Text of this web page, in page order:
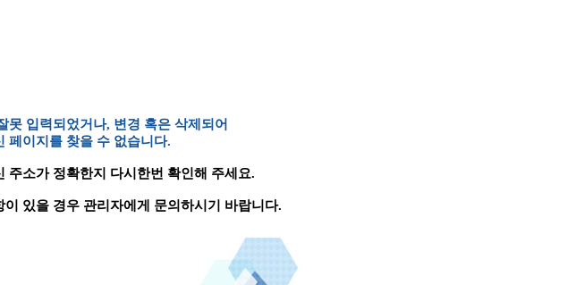
못 입력되었거나, 변경 혹은 삭제되어
페이지를 찾을 수 없습니다.
주소가 정확한지 다시한번 확인해 주세요.
이 있을 경우 관리자에게 문의하시기 바랍니다.